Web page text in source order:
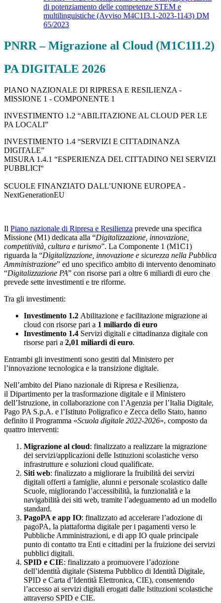
di potenziamento delle competenze STEM e
multilinguistiche (Avviso M4C1I3.1-2023-1143) DM
65/2023
PNRR – Migrazione al Cloud (M1C1I1.2)
PA DIGITALE 2026
PIANO NAZIONALE DI RIPRESA E RESILIENZA -
MISSIONE 1 - COMPONENTE 1
INVESTIMENTO 1.2 “ABILITAZIONE AL CLOUD PER LE
PA LOCALI”
INVESTIMENTO 1.4 “SERVIZI E CITTADINANZA
DIGITALE”
MISURA 1.4.1 “ESPERIENZA DEL CITTADINO NEI SERVIZI
PUBBLICI“
SCUOLE FINANZIATO DALL’UNIONE EUROPEA -
NextGenerationEU
Il Piano nazionale di Ripresa e Resilienza prevede una specifica
Missione (M1) dedicata alla “Digitalizzazione, innovazione,
competitività, cultura e turismo”. La Componente 1 (M1C1)
riguarda la “Digitalizzazione, innovazione e sicurezza nella Pubblica
Amministrazione” ed uno specifico ambito di intervento denominato
“Digitalizzazione PA” con risorse pari a oltre 6 miliardi di euro che
prevede sette investimenti e tre riforme.
Tra gli investimenti:
Investimento 1.2 Abilitazione e facilitazione migrazione ai
cloud con risorse pari a 1 miliardo di euro
Investimento 1.4 Servizi digitali e cittadinanza digitale con
risorse pari a 2,01 miliardi di euro.
Entrambi gli investimenti sono gestiti dal Ministero per
l’innovazione tecnologica e la transizione digitale.
Nell’ambito del Piano nazionale di Ripresa e Resilienza,
il Dipartimento per la trasformazione digitale e il Ministero
dell’Istruzione, in collaborazione con l’Agenzia per l’Italia Digitale,
Pago PA S.p.A. e l’Istituto Poligrafico e Zecca dello Stato, hanno
definito il Programma «Scuola digitale 2022-2026», composto da
quattro interventi:
Migrazione al cloud: finalizzato a realizzare la migrazione
dei servizi/applicazioni delle Istituzioni scolastiche verso
infrastrutture e soluzioni cloud qualificate.
Siti web: finalizzato a migliorare la fruibilità dei servizi
digitali offerti a famiglie, alunni e personale scolastico dalle
Scuole, migliorando l’accessibilità, la funzionalità e la
navigabilità dei siti web, tramite l’adeguamento ad un modello
standard.
PagoPA e app IO: finalizzato ad accelerare l’adozione di
pagoPA, la piattaforma digitale per i pagamenti verso le
Pubbliche Amministrazioni, e di app IO quale principale
punto di contatto tra Enti e cittadini per la fruizione dei servizi
pubblici digitali.
SPID e CIE: finalizzato a promuovere l’adozione
dell’identità digitale (Sistema Pubblico di Identità Digitale,
SPID e Carta d’Identità Elettronica, CIE), consentendo
l’accesso ai servizi digitali erogati dalle Istituzioni scolastiche
attraverso SPID e CIE.